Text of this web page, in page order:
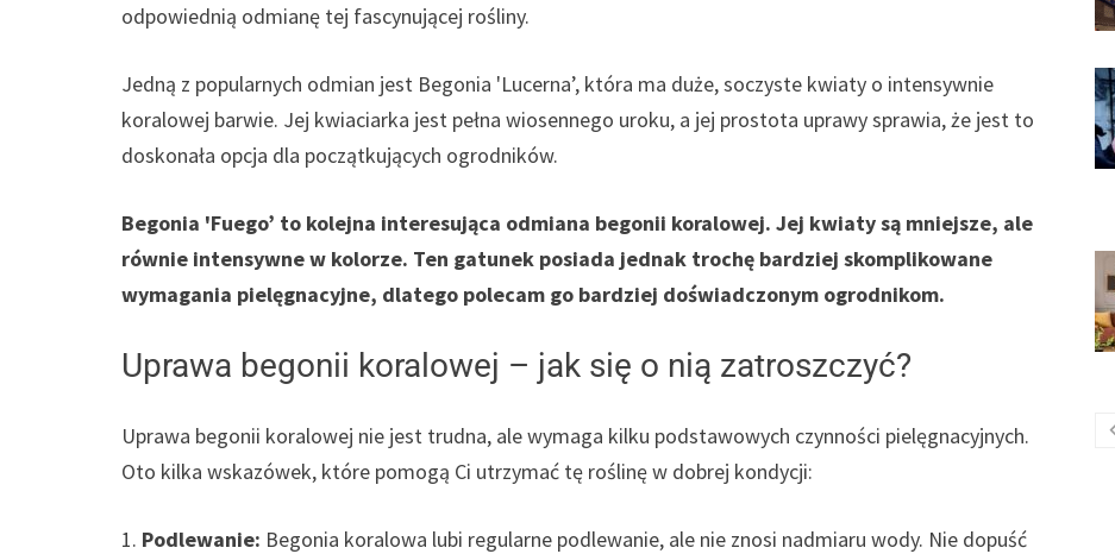
odpowiednią odmianę tej fascynującej rośliny.
Jedną z popularnych odmian jest Begonia 'Lucerna’, która ma duże, soczyste kwiaty o intensywnie
koralowej barwie. Jej kwiaciarka jest pełna wiosennego uroku, a jej prostota uprawy sprawia, że jest to
doskonała opcja dla początkujących ogrodników.
Begonia 'Fuego’ to kolejna interesująca odmiana begonii koralowej. Jej kwiaty są mniejsze, ale
równie intensywne w kolorze. Ten gatunek posiada jednak trochę bardziej skomplikowane
wymagania pielęgnacyjne, dlatego polecam go bardziej doświadczonym ogrodnikom.
Uprawa begonii koralowej – jak się o nią zatroszczyć?
Uprawa begonii koralowej nie jest trudna, ale wymaga kilku podstawowych czynności pielęgnacyjnych.
Oto kilka wskazówek, które pomogą Ci utrzymać tę roślinę w dobrej kondycji:
1. Podlewanie: Begonia koralowa lubi regularne podlewanie, ale nie znosi nadmiaru wody. Nie dopuść